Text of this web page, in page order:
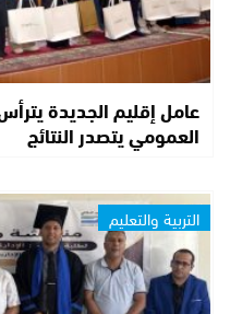
عامل إقليم الجديدة
العمومي يتصدر النتائج
التربية والتعليم